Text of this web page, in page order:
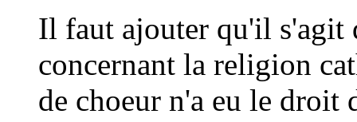
Il faut ajouter qu'il s'agit
concernant la religion
de choeur n'a eu le droit